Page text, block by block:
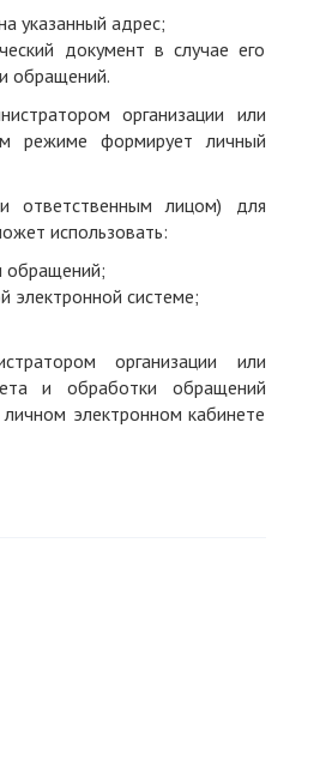
указанный адрес;
документ в случае его
обращений.
организации или
режиме формирует личный
ответственным лицом) для
использовать:
обращений;
электронной системе;
организации или
и обработки обращений
электронном кабинете